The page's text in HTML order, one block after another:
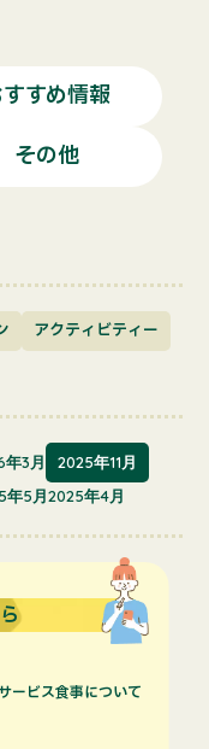
すめ情報
その他
アクティビティー
年3月
2025年11月
年5月2025年4月
ービス食事について